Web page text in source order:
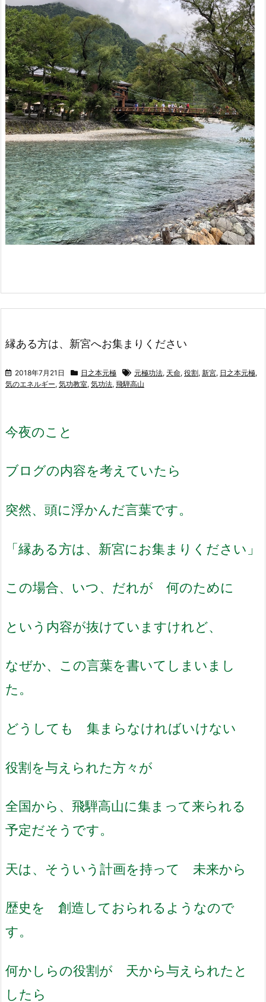
縁ある方は、新宮へお集まりください
2018年7月21日 日之本元極 元極功法, 天命, 役割, 新宮, 日之本元極,
気のエネルギー, 気功教室, 気功法, 飛騨高山
今夜のこと
ブログの内容を考えていたら
突然、頭に浮かんだ言葉です。
「縁ある方は、新宮にお集まりください」
この場合、いつ、だれが 何のために
という内容が抜けていますけれど、
なぜか、この言葉を書いてしまいまし
た。
どうしても 集まらなければいけない
役割を与えられた方々が
全国から、飛騨高山に集まって来られる
予定だそうです。
天は、そういう計画を持って 未来から
歴史を 創造しておられるようなので
す。
何かしらの役割が 天から与えられたと
したら